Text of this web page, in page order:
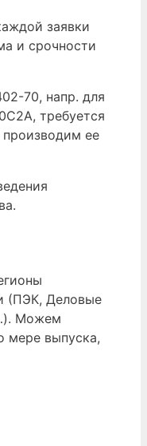
заявки
и срочности
70, напр. для
требуется
ее
(ПЭК, Деловые
Можем
мере выпуска,